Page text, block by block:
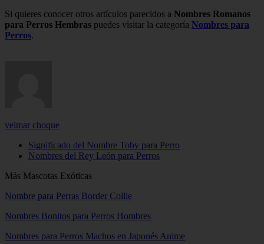
Si quieres conocer otros artículos parecidos a Nombres Romanos
para Perros Hembras puedes visitar la categoría Nombres para
Perros.
veimar choque
Significado del Nombre Toby para Perro
Nombres del Rey León para Perros
Más Mascotas Exóticas
Nombre para Perras Border Collie
Nombres Bonitos para Perros Hombres
Nombres para Perros Machos en Japonés Anime